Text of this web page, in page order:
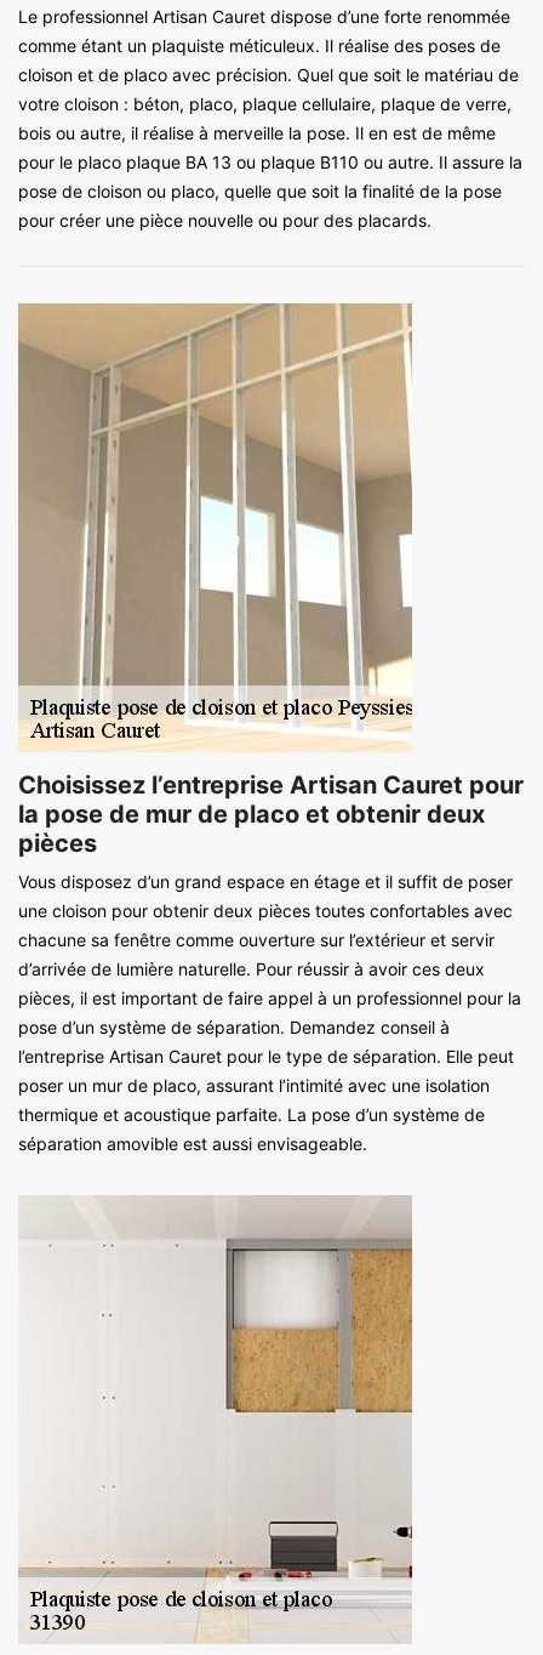
Le professionnel Artisan Cauret dispose d’une forte renommée
comme étant un plaquiste méticuleux. Il réalise des poses de
cloison et de placo avec précision. Quel que soit le matériau de
votre cloison : béton, placo, plaque cellulaire, plaque de verre,
bois ou autre, il réalise à merveille la pose. Il en est de même
pour le placo plaque BA 13 ou plaque B110 ou autre. Il assure la
pose de cloison ou placo, quelle que soit la finalité de la pose
pour créer une pièce nouvelle ou pour des placards.
Choisissez l’entreprise Artisan Cauret pour
la pose de mur de placo et obtenir deux
pièces
Vous disposez d’un grand espace en étage et il suffit de poser
une cloison pour obtenir deux pièces toutes confortables avec
chacune sa fenêtre comme ouverture sur l’extérieur et servir
d’arrivée de lumière naturelle. Pour réussir à avoir ces deux
pièces, il est important de faire appel à un professionnel pour la
pose d’un système de séparation. Demandez conseil à
l’entreprise Artisan Cauret pour le type de séparation. Elle peut
poser un mur de placo, assurant l’intimité avec une isolation
thermique et acoustique parfaite. La pose d’un système de
séparation amovible est aussi envisageable.